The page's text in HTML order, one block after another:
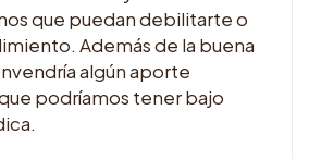
que puedan debilitarte o
Además de la buena
algún aporte
podríamos tener bajo